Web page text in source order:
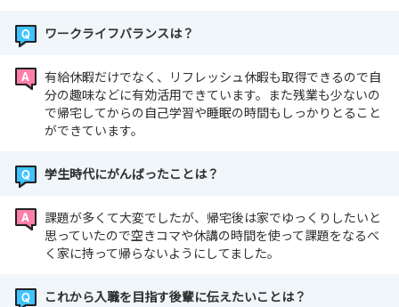
ワークライフバランスは？
有給休暇だけでなく、リフレッシュ休暇も取得できるので自
分の趣味などに有効活用できています。また残業も少ないの
で帰宅してからの自己学習や睡眠の時間もしっかりとること
ができています。
学生時代にがんばったことは？
課題が多くて大変でしたが、帰宅後は家でゆっくりしたいと
思っていたので空きコマや休講の時間を使って課題をなるべ
く家に持って帰らないようにしてました。
これから入職を目指す後輩に伝えたいことは？